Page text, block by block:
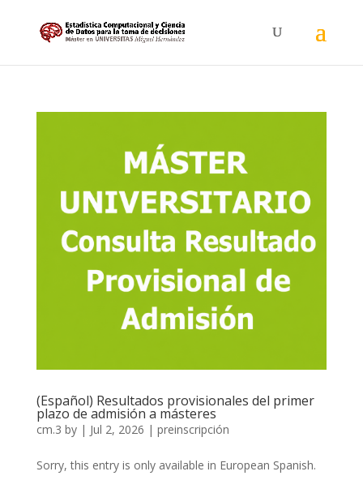
(Español) Resultados provisionales del primer
plazo de admisión a másteres
cm.3 by | Jul 2, 2026 | preinscripción
Sorry, this entry is only available in European Spanish.